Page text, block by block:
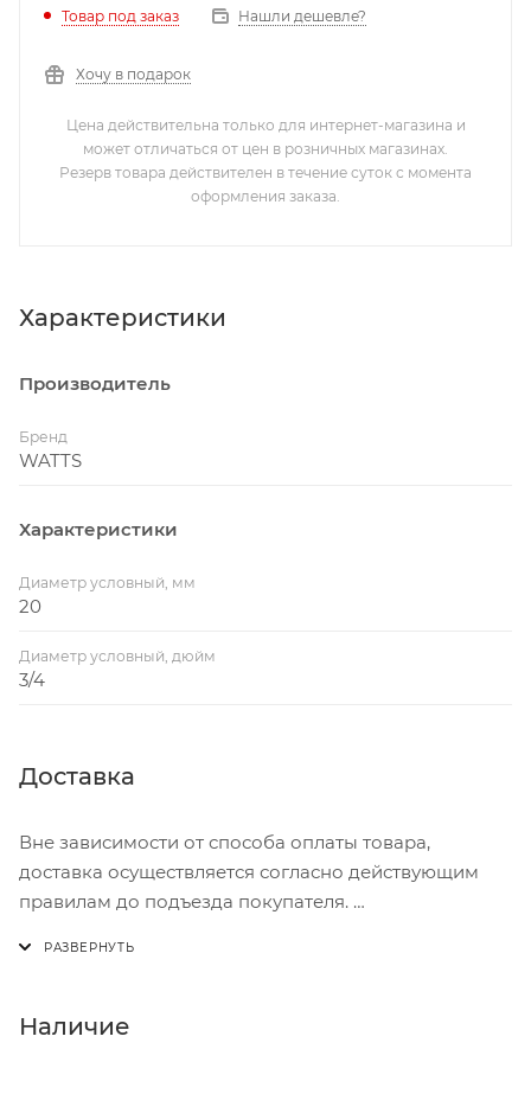
Товар под заказ
Нашли дешевле?
Хочу в подарок
Цена действительна только для интернет-магазина и
может отличаться от цен в розничных магазинах.
Резерв товара действителен в течение суток с момента
оформления заказа.
Характеристики
Производитель
Бренд
WATTS
Характеристики
Диаметр условный, мм
20
Диаметр условный, дюйм
3/4
Доставка
Вне зависимости от способа оплаты товара,
доставка осуществляется согласно действующим
правилам до подъезда покупателя.
В субботу с 8:00 до 15:00
Наличие